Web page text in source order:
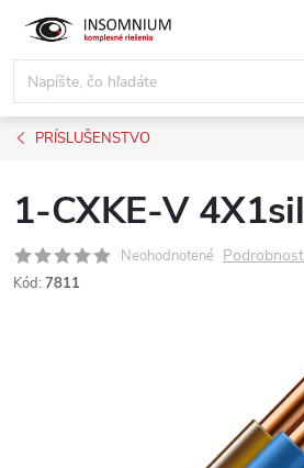
obsah
PRÍSLUŠENSTVO
1-CXKE-V
Neohodnotené
Kód: 7811
www.insomnium.sk - Chat